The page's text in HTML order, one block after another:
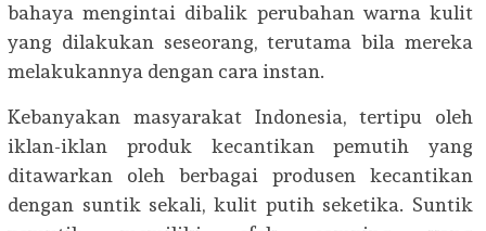
bahaya mengintai dibalik perubahan warna kulit
yang dilakukan seseorang, terutama bila mereka
melakukannya dengan cara instan.
Kebanyakan masyarakat Indonesia, tertipu oleh
iklan-iklan produk kecantikan pemutih yang
ditawarkan oleh berbagai produsen kecantikan
dengan suntik sekali, kulit putih seketika. Suntik